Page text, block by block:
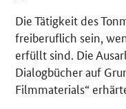
Die Tätigkeit des
freiberuflich sein,
erfüllt sind. Die
Dialogbücher auf
Filmmaterials“